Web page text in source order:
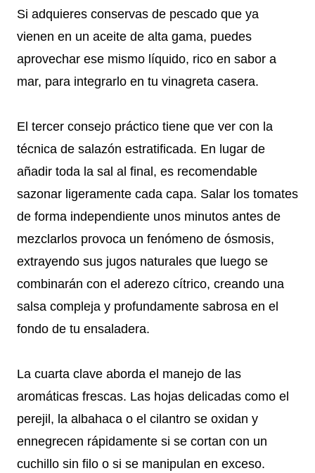
Si adquieres conservas de pescado que ya
vienen en un aceite de alta gama, puedes
aprovechar ese mismo líquido, rico en sabor a
mar, para integrarlo en tu vinagreta casera.
El tercer consejo práctico tiene que ver con la
técnica de salazón estratificada. En lugar de
añadir toda la sal al final, es recomendable
sazonar ligeramente cada capa. Salar los tomates
de forma independiente unos minutos antes de
mezclarlos provoca un fenómeno de ósmosis,
extrayendo sus jugos naturales que luego se
combinarán con el aderezo cítrico, creando una
salsa compleja y profundamente sabrosa en el
fondo de tu ensaladera.
La cuarta clave aborda el manejo de las
aromáticas frescas. Las hojas delicadas como el
perejil, la albahaca o el cilantro se oxidan y
ennegrecen rápidamente si se cortan con un
cuchillo sin filo o si se manipulan en exceso.